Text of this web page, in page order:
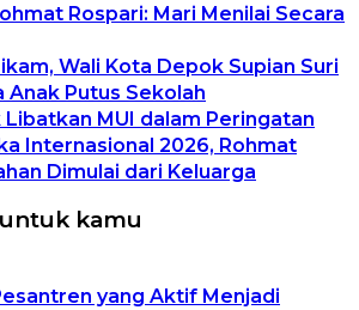
Rospari: Mari Menilai Secara
Wali Kota Depok Supian Suri
Anak Putus Sekolah
MUI dalam Peringatan
Internasional 2026, Rohmat
Dimulai dari Keluarga
kamu
yang Aktif Menjadi